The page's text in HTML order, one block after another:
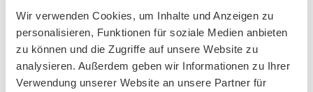
Wir verwenden Cookies, um Inhalte und Anzeigen zu
personalisieren, Funktionen für soziale Medien anbieten
zu können und die Zugriffe auf unsere Website zu
analysieren. Außerdem geben wir Informationen zu Ihrer
Verwendung unserer Website an unsere Partner für
der Spülung – bis zu 24 oder sogar 48 Stunden
andauern kann. Unterschiedliche Irrigations-
Sets sind über gut sortierte Gesundheitshäuser
erhältlich.